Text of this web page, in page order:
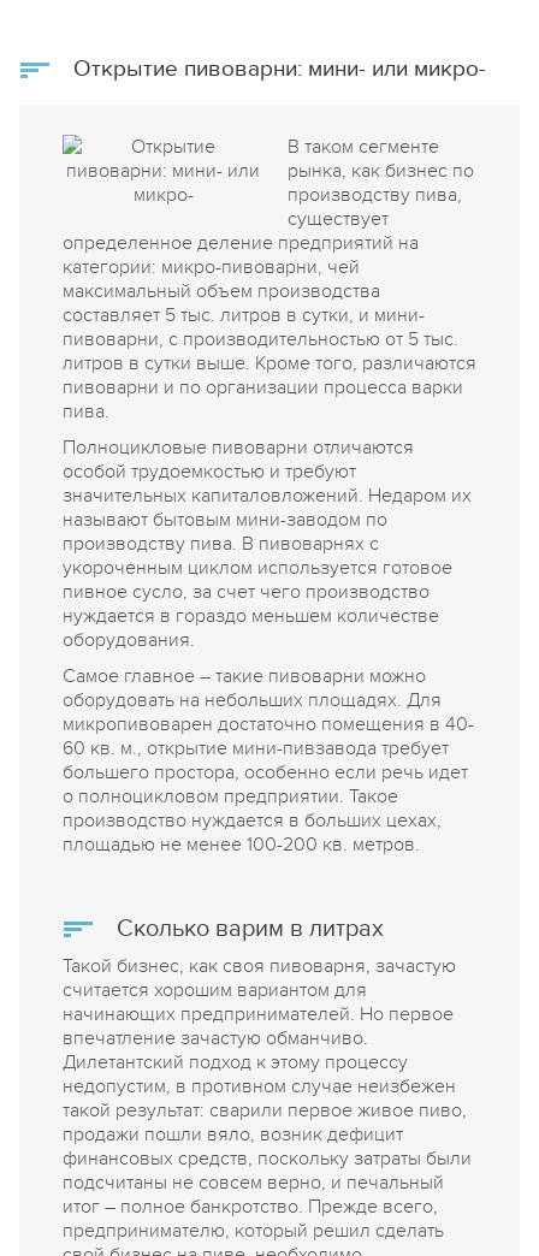
риски невозврата резко снижаются. Можно сказать,
Открытие пивоварни: мини- или микро-
В таком сегменте
рынка, как бизнес по
производству пива,
существует
определенное деление предприятий на
категории: микро-пивоварни, чей
максимальный объем производства
составляет 5 тыс. литров в сутки, и мини-
пивоварни, с производительностью от 5 тыс.
литров в сутки выше. Кроме того, различаются
пивоварни и по организации процесса варки
пива.
Полноцикловые пивоварни отличаются
особой трудоемкостью и требуют
значительных капиталовложений. Недаром их
называют бытовым мини-заводом по
производству пива. В пивоварнях с
укороченным циклом используется готовое
пивное сусло, за счет чего производство
нуждается в гораздо меньшем количестве
оборудования.
Самое главное – такие пивоварни можно
оборудовать на небольших площадях. Для
микропивоварен достаточно помещения в 40-
60 кв. м., открытие мини-пивзавода требует
большего простора, особенно если речь идет
о полноцикловом предприятии. Такое
производство нуждается в больших цехах,
площадью не менее 100-200 кв. метров.
Сколько варим в литрах
Такой бизнес, как своя пивоварня, зачастую
считается хорошим вариантом для
начинающих предпринимателей. Но первое
впечатление зачастую обманчиво.
Дилетантский подход к этому процессу
недопустим, в противном случае неизбежен
такой результат: сварили первое живое пиво,
продажи пошли вяло, возник дефицит
финансовых средств, поскольку затраты были
подсчитаны не совсем верно, и печальный
итог – полное банкротство. Прежде всего,
предпринимателю, который решил сделать